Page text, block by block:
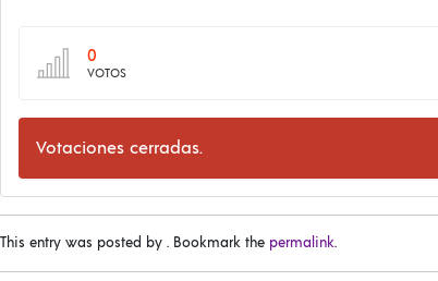
0
VOTOS
Votaciones cerradas.
This entry was posted by . Bookmark the permalink.